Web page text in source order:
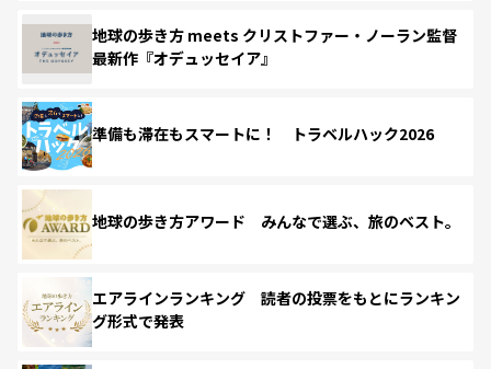
地球の歩き方 meets クリストファー・ノーラン監督
最新作『オデュッセイア』
準備も滞在もスマートに！ トラベルハック2026
地球の歩き方アワード みんなで選ぶ、旅のベスト。
エアラインランキング 読者の投票をもとにランキン
グ形式で発表